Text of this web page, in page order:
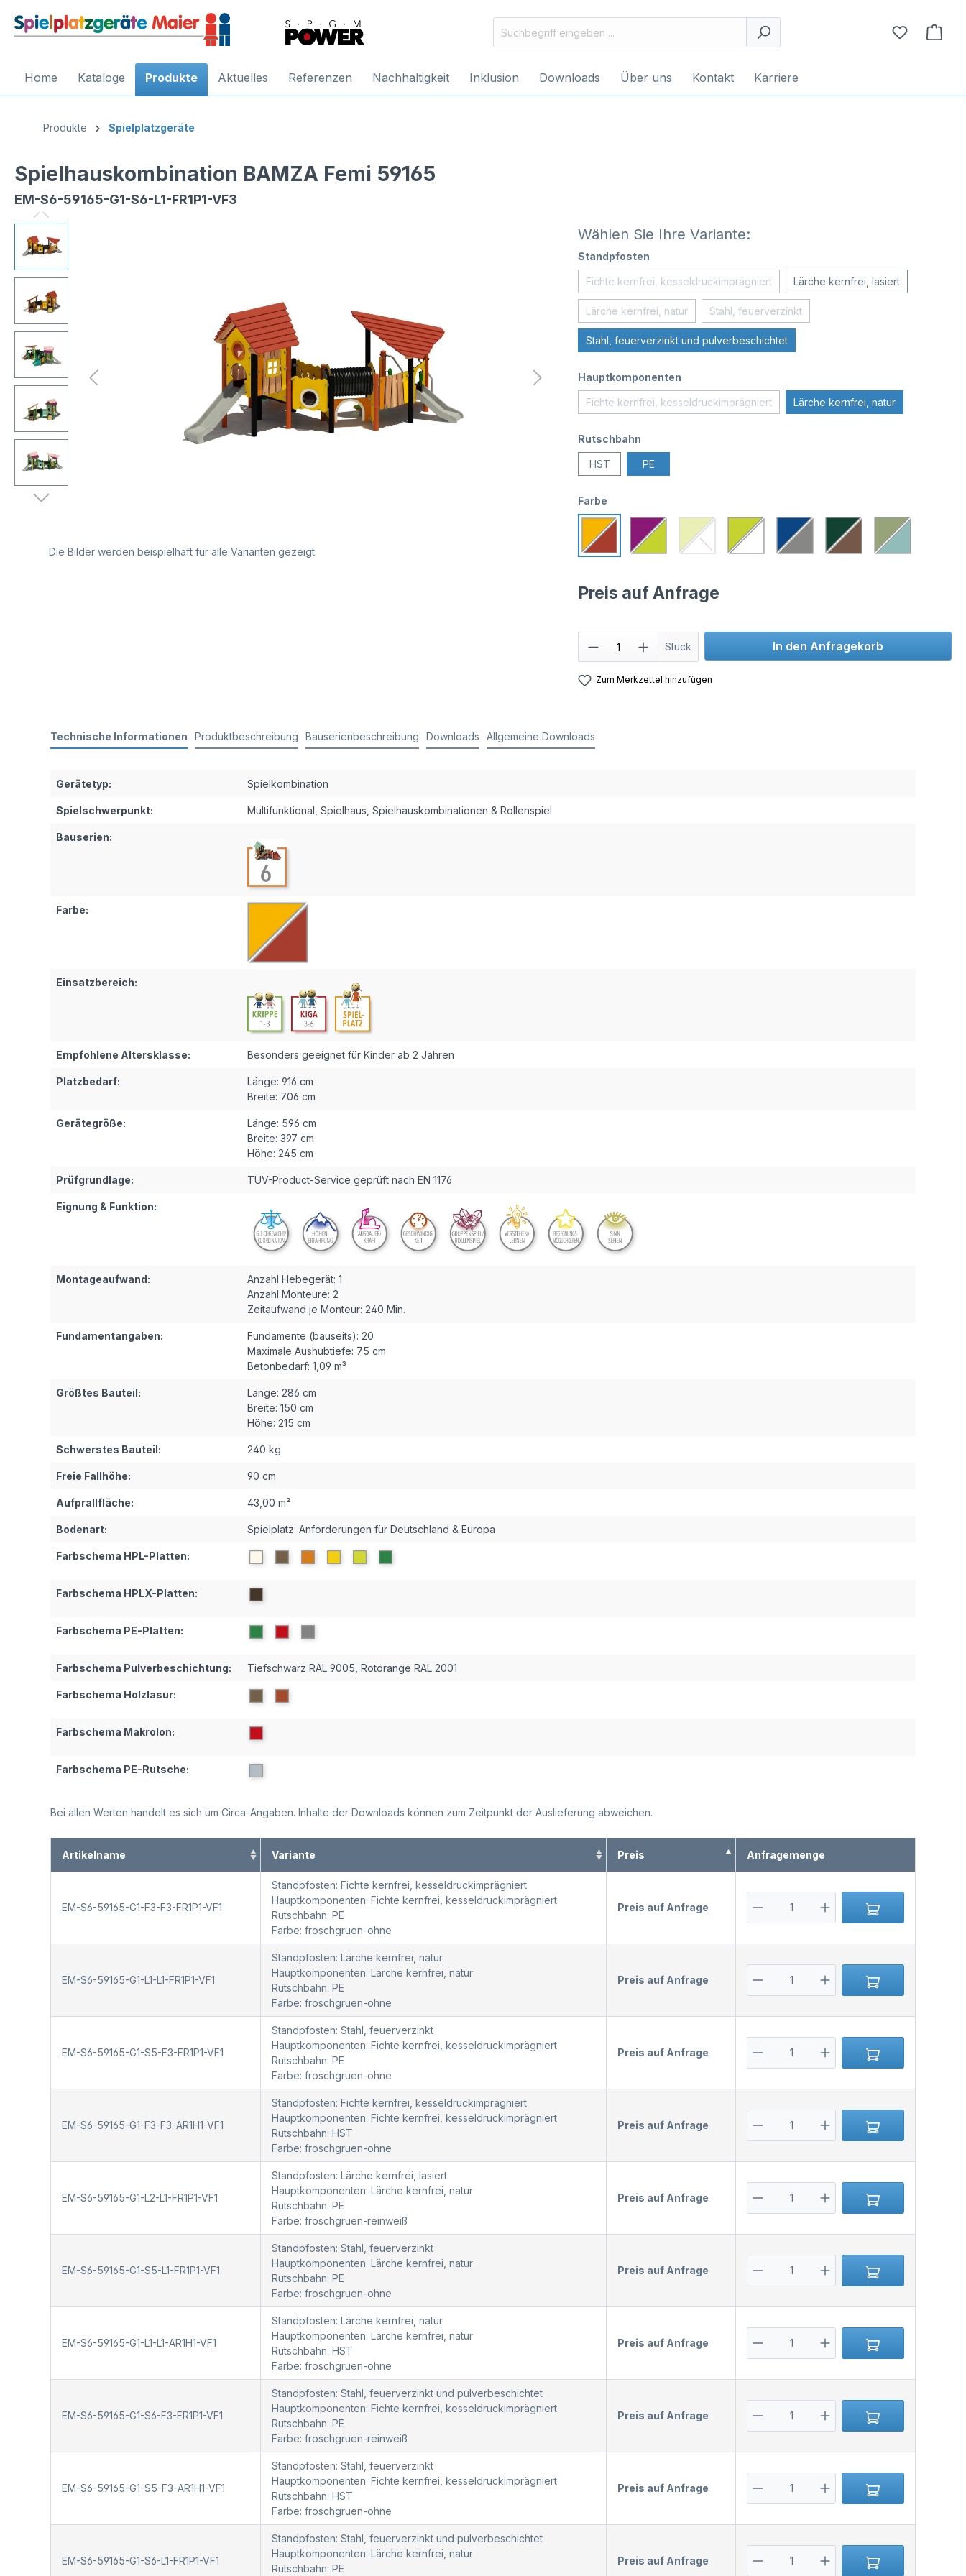
Home Kataloge Produkte Aktuelles Referenzen Nachhaltigkeit Inklusion Downloads Über uns Kontakt Karriere
Produkte Spielplatzgeräte
Spielhauskombination BAMZA Femi 59165
EM-S6-59165-G1-S6-L1-FR1P1-VF3
Die Bilder werden beispielhaft für alle Varianten gezeigt.
Wählen Sie Ihre Variante:
Standpfosten
Fichte kernfrei, kesseldruckimprägniert Lärche kernfrei, lasiert
Lärche kernfrei, natur Stahl, feuerverzinkt
Stahl, feuerverzinkt und pulverbeschichtet
Hauptkomponenten
Fichte kernfrei, kesseldruckimprägniert Lärche kernfrei, natur
Rutschbahn
HST PE
Farbe
Preis auf Anfrage
Stück In den Anfragekorb
Zum Merkzettel hinzufügen
Technische Informationen Produktbeschreibung Bauserienbeschreibung Downloads Allgemeine Downloads
Gerätetyp: Spielkombination
Spielschwerpunkt: Multifunktional , Spielhaus, Spielhauskombinationen & Rollenspiel
Bauserien:
Farbe:
Einsatzbereich:
Empfohlene Altersklasse: Besonders geeignet für Kinder ab 2 Jahren
Platzbedarf: Länge: 916 cm
Breite: 706 cm
Gerätegröße: Länge: 596 cm
Breite: 397 cm
Höhe: 245 cm
Prüfgrundlage: TÜV-Product-Service geprüft nach EN 1176
Eignung & Funktion:
Montageaufwand: Anzahl Hebegerät: 1
Anzahl Monteure: 2
Zeitaufwand je Monteur: 240 Min.
Fundamentangaben: Fundamente (bauseits): 20
Maximale Aushubtiefe: 75 cm
Betonbedarf: 1,09 m³
Größtes Bauteil: Länge: 286 cm
Breite: 150 cm
Höhe: 215 cm
Schwerstes Bauteil: 240 kg
Freie Fallhöhe: 90 cm
Aufprallfläche: 43,00 m²
Bodenart: Spielplatz: Anforderungen für Deutschland & Europa
Farbschema HPL-Platten:
Farbschema HPLX-Platten:
Farbschema PE-Platten:
Farbschema Pulverbeschichtung: Tiefschwarz RAL 9005 , Rotorange RAL 2001
Farbschema Holzlasur:
Farbschema Makrolon:
Farbschema PE-Rutsche:
Bei allen Werten handelt es sich um Circa-Angaben. Inhalte der Downloads können zum Zeitpunkt der Auslieferung abweichen.
Artikelname Variante Preis Anfragemenge
EM-S6-59165-G1-F3-F3-FR1P1-VF1
Standpfosten: Fichte kernfrei, kesseldruckimprägniert
Hauptkomponenten: Fichte kernfrei, kesseldruckimprägniert
Rutschbahn: PE
Farbe: froschgruen-ohne
Preis auf Anfrage
EM-S6-59165-G1-L1-L1-FR1P1-VF1
Standpfosten: Lärche kernfrei, natur
Hauptkomponenten: Lärche kernfrei, natur
Rutschbahn: PE
Farbe: froschgruen-ohne
Preis auf Anfrage
EM-S6-59165-G1-S5-F3-FR1P1-VF1
Standpfosten: Stahl, feuerverzinkt
Hauptkomponenten: Fichte kernfrei, kesseldruckimprägniert
Rutschbahn: PE
Farbe: froschgruen-ohne
Preis auf Anfrage
EM-S6-59165-G1-F3-F3-AR1H1-VF1
Standpfosten: Fichte kernfrei, kesseldruckimprägniert
Hauptkomponenten: Fichte kernfrei, kesseldruckimprägniert
Rutschbahn: HST
Farbe: froschgruen-ohne
Preis auf Anfrage
EM-S6-59165-G1-L2-L1-FR1P1-VF1
Standpfosten: Lärche kernfrei, lasiert
Hauptkomponenten: Lärche kernfrei, natur
Rutschbahn: PE
Farbe: froschgruen-reinweiß
Preis auf Anfrage
EM-S6-59165-G1-S5-L1-FR1P1-VF1
Standpfosten: Stahl, feuerverzinkt
Hauptkomponenten: Lärche kernfrei, natur
Rutschbahn: PE
Farbe: froschgruen-ohne
Preis auf Anfrage
EM-S6-59165-G1-L1-L1-AR1H1-VF1
Standpfosten: Lärche kernfrei, natur
Hauptkomponenten: Lärche kernfrei, natur
Rutschbahn: HST
Farbe: froschgruen-ohne
Preis auf Anfrage
EM-S6-59165-G1-S6-F3-FR1P1-VF1
Standpfosten: Stahl, feuerverzinkt und pulverbeschichtet
Hauptkomponenten: Fichte kernfrei, kesseldruckimprägniert
Rutschbahn: PE
Farbe: froschgruen-reinweiß
Preis auf Anfrage
EM-S6-59165-G1-S5-F3-AR1H1-VF1
Standpfosten: Stahl, feuerverzinkt
Hauptkomponenten: Fichte kernfrei, kesseldruckimprägniert
Rutschbahn: HST
Farbe: froschgruen-ohne
Preis auf Anfrage
EM-S6-59165-G1-S6-L1-FR1P1-VF1
Standpfosten: Stahl, feuerverzinkt und pulverbeschichtet
Hauptkomponenten: Lärche kernfrei, natur
Rutschbahn: PE
Preis auf Anfrage